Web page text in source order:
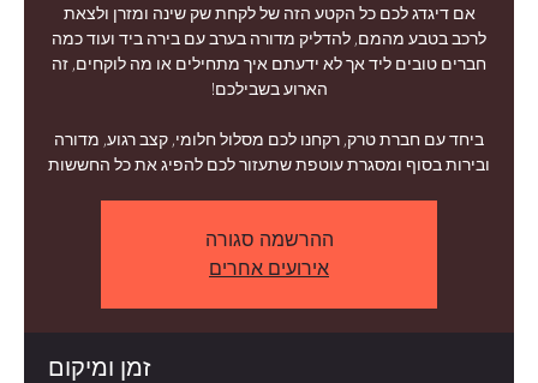
אם דיגדג לכם כל הקטע הזה של לקחת שק שינה ומזרן ולצאת
לרכב בטבע מהמם, להדליק מדורה בערב עם בירה ביד ועוד כמה
חברים טובים ליד אך לא ידעתם איך מתחילים או מה לוקחים, זה
ביחד עם חברת טרק, רקחנו לכם מסלול חלומי, קצב רגוע, מדורה
ובירות בסוף ומסגרת עוטפת שתעזור לכם להפיג את כל החששות
ההרשמה סגורה
אירועים אחרים
זמן ומיקום